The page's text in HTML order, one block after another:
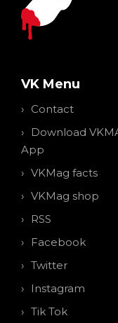
VK Menu
Contact
Download
App
VKMag facts
VKMag shop
RSS
Facebook
Twitter
Instagram
Tik Tok